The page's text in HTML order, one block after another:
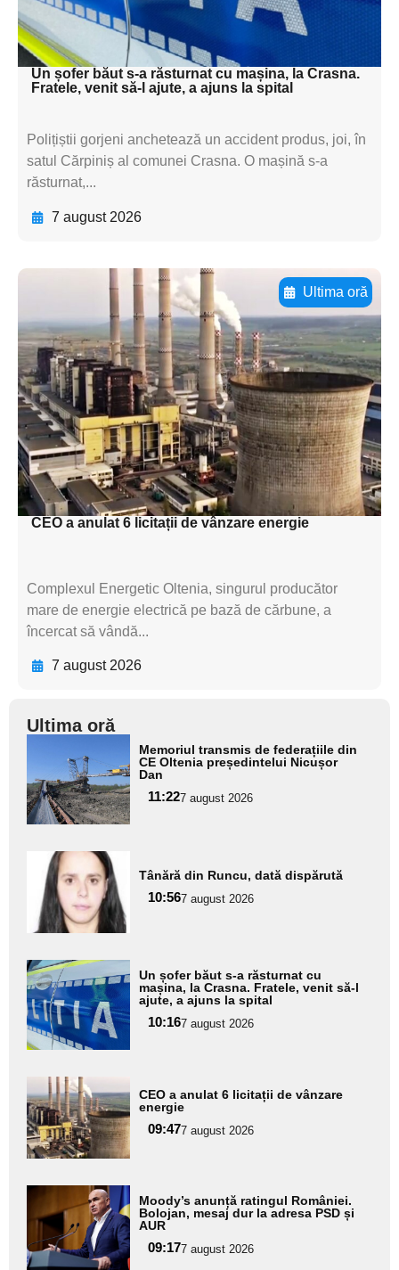
subtitluAdaugă aici
textul pentru subti
Un șofer băut s-a răsturnat cu mașina, la Crasna.
Fratele, venit să-l ajute, a ajuns la spital
Polițiștii gorjeni anchetează un accident produs, joi, în
satul Cărpiniș al comunei Crasna. O mașină s-a
răsturnat,...
7 august 2026
Ultima oră
Adaugă aici textul pentru
subtitluAdaugă aici
textul pentru
subtitluAdaugă aici
textul pentru
subtitluAdaugă aici
textul pentru subti
CEO a anulat 6 licitații de vânzare energie
Complexul Energetic Oltenia, singurul producător
mare de energie electrică pe bază de cărbune, a
încercat să vândă...
7 august 2026
Ultima oră
aici textul
pentru
subtitlu
Memoriul transmis de federațiile din
CE Oltenia președintelui Nicușor
Dan
11:227 august 2026
Adaugă
aici textul
pentru
subtitlu
Tânără din Runcu, dată dispărută
10:567 august 2026
Adaugă
aici textul
pentru
subtitlu
Un șofer băut s-a răsturnat cu
mașina, la Crasna. Fratele, venit să-l
ajute, a ajuns la spital
10:167 august 2026
Adaugă
aici textul
pentru
subtitlu
CEO a anulat 6 licitații de vânzare
energie
09:477 august 2026
Adaugă
aici textul
pentru
subtitlu
Moody’s anunță ratingul României.
Bolojan, mesaj dur la adresa PSD și
AUR
09:177 august 2026